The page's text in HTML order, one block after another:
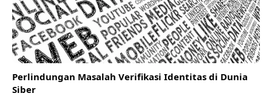
Perlindungan Masalah Verifikasi Identitas di Dunia
Siber